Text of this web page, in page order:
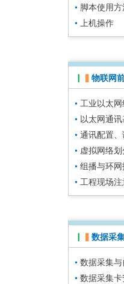
• 脚本使用
• 上机操作
▏ ▍ 物联网
•工业以太网
•以太网通讯
•通讯配置、
• 虚拟网络
•组播与环网
•工程现场注
▏ ▍ 数据采
• 数据采集
• 数据采集